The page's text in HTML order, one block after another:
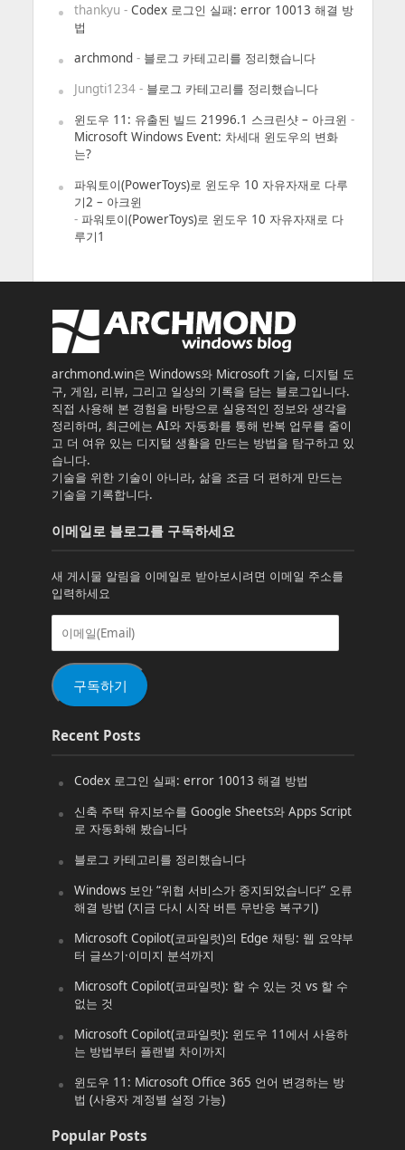
thankyu - Codex 로그인 실패: error 10013 해결 방
법
archmond- 블로그 카테고리를 정리했습니다
Jungti1234- 블로그 카테고리를 정리했습니다
윈도우 11: 유출된 빌드 21996.1 스크린샷 – 아크윈 -
Microsoft Windows Event: 차세대 윈도우의 변화
는?
파워토이(PowerToys)로 윈도우 10 자유자재로 다루
기2 – 아크윈
- 파워토이(PowerToys)로 윈도우 10 자유자재로 다
루기1
archmond.win은 Windows와 Microsoft 기술, 디지털 도
구, 게임, 리뷰, 그리고 일상의 기록을 담는 블로그입니다.
직접 사용해 본 경험을 바탕으로 실용적인 정보와 생각을
정리하며, 최근에는 AI와 자동화를 통해 반복 업무를 줄이
고 더 여유 있는 디지털 생활을 만드는 방법을 탐구하고 있
습니다.
기술을 위한 기술이 아니라, 삶을 조금 더 편하게 만드는
기술을 기록합니다.
이메일로 블로그를 구독하세요
새 게시물 알림을 이메일로 받아보시려면 이메일 주소를
입력하세요
이
일
(Email)
구독하기
Recent Posts
Codex 로그인 실패: error 10013 해결 방법
신축 주택 유지보수를 Google Sheets와 Apps Script
로 자동화해 봤습니다
블로그 카테고리를 정리했습니다
Windows 보안 “위협 서비스가 중지되었습니다” 오류
해결 방법 (지금 다시 시작 버튼 무반응 복구기)
Microsoft Copilot(코파일럿)의 Edge 채팅: 웹 요약부
터 글쓰기·이미지 분석까지
Microsoft Copilot(코파일럿): 할 수 있는 것 vs 할 수
없는 것
Microsoft Copilot(코파일럿): 윈도우 11에서 사용하
는 방법부터 플랜별 차이까지
윈도우 11: Microsoft Office 365 언어 변경하는 방
법 (사용자 계정별 설정 가능)
Popular Posts